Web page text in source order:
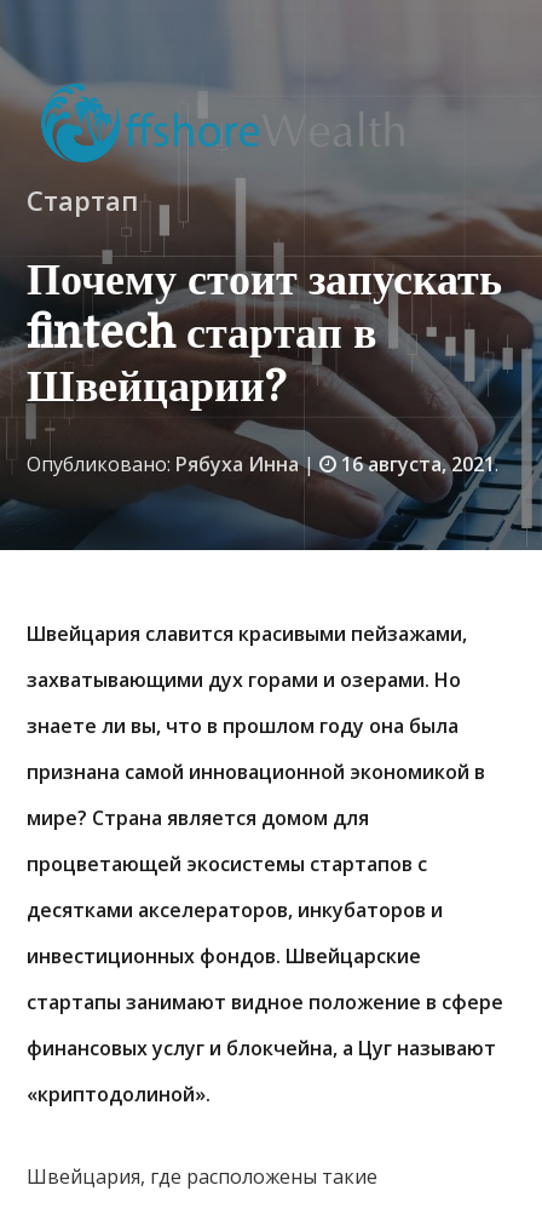
Стартап
Почему стоит запускать
fintech стартап в
Швейцарии?
Опубликовано: Рябуха Инна| 16 августа, 2021.
Швейцария славится красивыми пейзажами,
захватывающими дух горами и озерами. Но
знаете ли вы, что в прошлом году она была
признана самой инновационной экономикой в
мире? Страна является домом для
процветающей экосистемы стартапов с
десятками акселераторов, инкубаторов и
инвестиционных фондов. Швейцарские
стартапы занимают видное положение в сфере
финансовых услуг и блокчейна, а Цуг называют
«криптодолиной».
Швейцария, где расположены такие